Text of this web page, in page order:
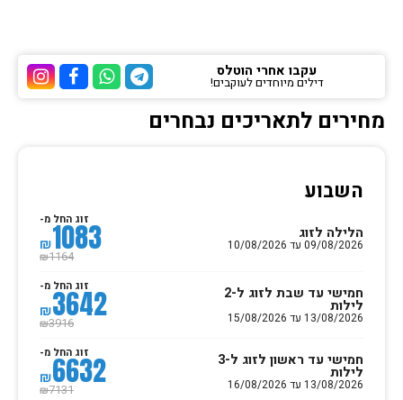
ערוץ ערוץ
ערוץ הוואטסאפ של
ערוץ הטלגרם של הוטלס
עקבו אחרי הוטלס
דילים מיוחדים לעוקבים!
מחירים לתאריכים נבחרים
השבוע
הלילה לזוג
09/08/2026 עד 10/08/2026
זוג החל מ-
₪1083
₪1164
חמישי עד שבת לזוג ל-2
לילות
13/08/2026 עד 15/08/2026
זוג החל מ-
₪3642
₪3916
חמישי עד ראשון לזוג ל-3
לילות
13/08/2026 עד 16/08/2026
זוג החל מ-
₪6632
₪7131